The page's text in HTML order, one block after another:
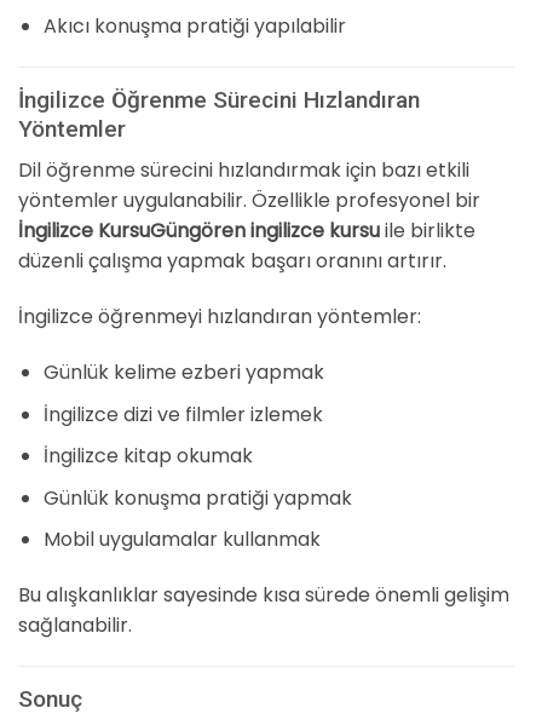
Akıcı konuşma pratiği yapılabilir
İngilizce Öğrenme Sürecini Hızlandıran
Yöntemler
Dil öğrenme sürecini hızlandırmak için bazı etkili
yöntemler uygulanabilir. Özellikle profesyonel bir
İngilizce KursuGüngören ingilizce kursuile birlikte
düzenli çalışma yapmak başarı oranını artırır.
İngilizce öğrenmeyi hızlandıran yöntemler:
Günlük kelime ezberi yapmak
İngilizce dizi ve filmler izlemek
İngilizce kitap okumak
Günlük konuşma pratiği yapmak
Mobil uygulamalar kullanmak
Bu alışkanlıklar sayesinde kısa sürede önemli gelişim
sağlanabilir.
Sonuç